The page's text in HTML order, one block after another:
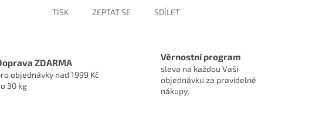
TISK ZEPTAT SE SDÍLET
ZDARMA
objednávky nad 1999 Kč
30 kg
Věrnostní program
sleva na každou Vaši
objednávku za pravidelné
nákupy.